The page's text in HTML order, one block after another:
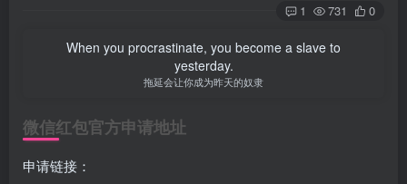
1 731 0
When you procrastinate, you become a slave to
yesterday.
拖延会让你成为昨天的奴隶
微信红包官方申请地址
申请链接：